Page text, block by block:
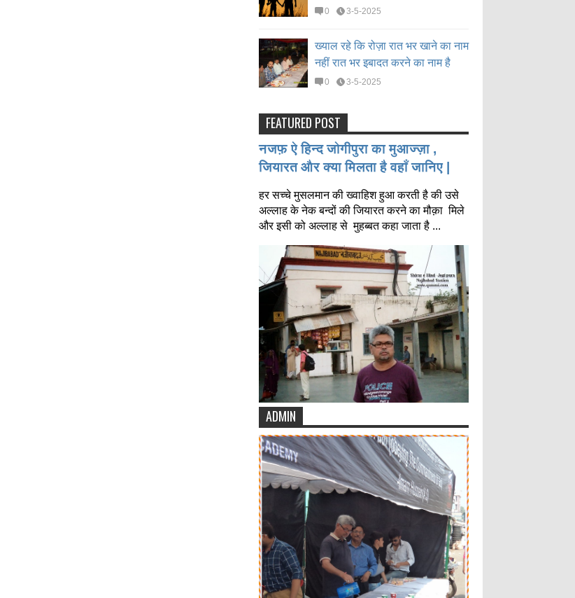
0 3-5-2025
ख्याल रहे कि रोज़ा रात भर खाने का नाम
नहीं रात भर इबादत करने का नाम है
0 3-5-2025
FEATURED POST
नजफ़ ऐ हिन्द जोगीपुरा का मुआज्ज़ा ,
जियारत और क्या मिलता है वहाँ जानिए |
हर सच्चे मुसलमान की ख्वाहिश हुआ करती है की उसे
अल्लाह के नेक बन्दों की जियारत करने का मौक़ा मिले
और इसी को अल्लाह से मुहब्बत कहा जाता है ...
ADMIN